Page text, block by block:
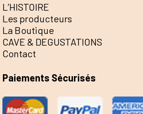
L’HISTOIRE
Les producteurs
La Boutique
CAVE & DEGUSTATIONS
Contact
Paiements Sécurisés